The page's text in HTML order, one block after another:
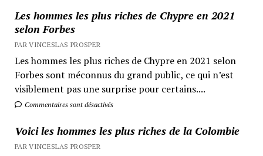
Les hommes les plus riches de Chypre en 2021
selon Forbes
PAR VINCESLAS PROSPER
Les hommes les plus riches de Chypre en 2021 selon
Forbes sont méconnus du grand public, ce qui n’est
visiblement pas une surprise pour certains....
Commentaires sont désactivés
Voici les hommes les plus riches de la Colombie
PAR VINCESLAS PROSPER